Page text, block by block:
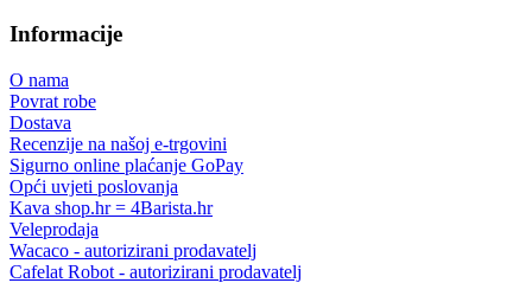
Informacije
O nama
Povrat robe
Dostava
Recenzije na našoj e-trgovini
Sigurno online plaćanje GoPay
Opći uvjeti poslovanja
Kava shop.hr = 4Barista.hr
Veleprodaja
Wacaco - autorizirani prodavatelj
Cafelat Robot - autorizirani prodavatelj